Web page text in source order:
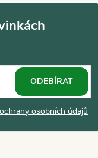
osobních údajů
ODEBÍRAT